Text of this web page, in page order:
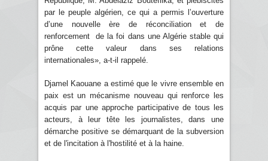
par le peuple algérien, ce qui a permis l’ouverture
d’une nouvelle ère de réconciliation et de
renforcement de la foi dans une Algérie stable qui
prône cette valeur dans ses relations
internationales», a-t-il rappelé.
Djamel Kaouane a estimé que le vivre ensemble en
paix est un mécanisme nouveau qui renforce les
acquis par une approche participative de tous les
acteurs, à leur tête les journalistes, dans une
démarche positive se démarquant de la subversion
et de l'incitation à l'hostilité et à la haine.